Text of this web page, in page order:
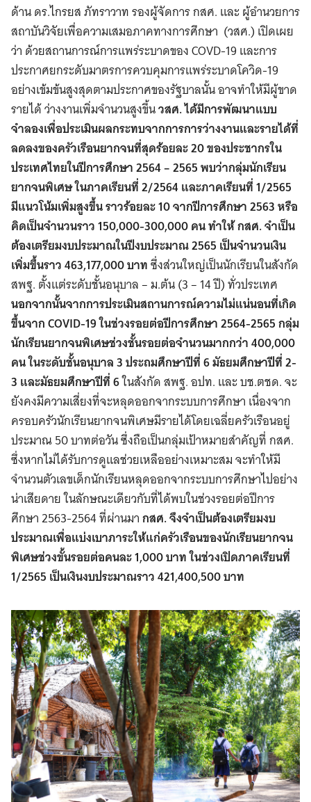
ด้าน ดร.ไกรยส ภัทราวาท รองผู้จัดการ กสศ. และ ผู้อำนวยการ
สถาบันวิจัยเพื่อความเสมอภาคทางการศึกษา (วสศ.) เปิดเผย
ว่า ด้วยสถานการณ์การแพร่ระบาดของ COVD-19 และการ
ประกาศยกระดับมาตรการควบคุมการแพร่ระบาดโควิด-19
อย่างเข้มข้นสูงสุดตามประกาศของรัฐบาลนั้น อาจทำให้มีผู้ขาด
รายได้ ว่างงานเพิ่มจำนวนสูงขึ้นวสศ. ได้มีการพัฒนาแบบ
จำลองเพื่อประเมินผลกระทบจากการการว่างงานและรายได้ที่
ลดลงของครัวเรือนยากจนที่สุดร้อยละ 20 ของประชากรใน
ประเทศไทยในปีการศึกษา 2564 – 2565 พบว่ากลุ่มนักเรียน
ยากจนพิเศษ ในภาคเรียนที่ 2/2564 และภาคเรียนที่ 1/2565
มีแนวโน้มเพิ่มสูงขึ้น ราวร้อยละ 10 จากปีการศึกษา 2563 หรือ
คิดเป็นจำนวนราว 150,000-300,000 คน ทำให้ กสศ. จำเป็น
ต้องเตรียมงบประมาณในปีงบประมาณ 2565 เป็นจำนวนเงิน
เพิ่มขึ้นราว 463,177,000 บาทซึ่งส่วนใหญ่เป็นนักเรียนในสังกัด
สพฐ. ตั้งแต่ระดับชั้นอนุบาล – ม.ต้น (3 – 14 ปี) ทั่วประเทศ
นอกจากนั้นจากการประเมินสถานการณ์ความไม่แน่นอนที่เกิด
ขึ้นจาก COVID-19 ในช่วงรอยต่อปีการศึกษา 2564-2565 กลุ่ม
นักเรียนยากจนพิเศษช่วงชั้นรอยต่อจำนวนมากกว่า 400,000
คน ในระดับชั้นอนุบาล 3 ประถมศึกษาปีที่ 6 มัธยมศึกษาปีที่ 2-
3 และมัธยมศึกษาปีที่ 6ในสังกัด สพฐ. อปท. และ บช.ตชด. จะ
ยังคงมีความเสี่ยงที่จะหลุดออกจากระบบการศึกษา เนื่องจาก
ครอบครัวนักเรียนยากจนพิเศษมีรายได้โดยเฉลี่ยครัวเรือนอยู่
ประมาณ 50 บาทต่อวัน ซึ่งถือเป็นกลุ่มเป้าหมายสำคัญที่ กสศ.
ซึ่งหากไม่ได้รับการดูแลช่วยเหลืออย่างเหมาะสม จะทำให้มี
จำนวนตัวเลขเด็กนักเรียนหลุดออกจากระบบการศึกษาไปอย่าง
น่าเสียดาย ในลักษณะเดียวกับที่ได้พบในช่วงรอยต่อปีการ
ศึกษา 2563-2564 ที่ผ่านมากสศ. จึงจำเป็นต้องเตรียมงบ
ประมาณเพื่อแบ่งเบาภาระให้แก่ครัวเรือนของนักเรียนยากจน
พิเศษช่วงขั้นรอยต่อคนละ 1,000 บาท ในช่วงเปิดภาคเรียนที่
1/2565 เป็นเงินงบประมาณราว 421,400,500 บาท